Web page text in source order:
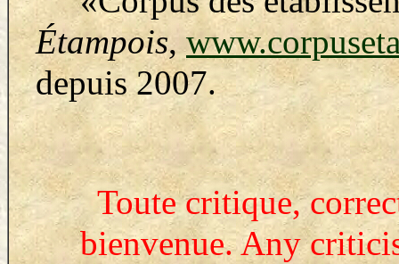
Étampois,
depuis 2007.
Toute critique,
bienvenue. Any